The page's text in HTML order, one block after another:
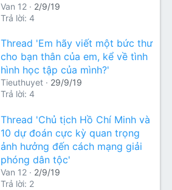
Van 12
2/9/19
Trả lời: 4
Thread 'Em hãy viết một bức thư
cho bạn thân của em, kể về tình
hình học tập của mình?'
Tieuthuyet
29/9/19
Trả lời: 4
Thread 'Chủ tịch Hồ Chí Minh và
10 dự đoán cực kỳ quan trọng
ảnh hưởng đến cách mạng giải
phóng dân tộc'
Van 12
2/9/19
Trả lời: 2